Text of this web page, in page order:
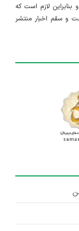
تهرانلازم است که
و سقم اخبار منتشر